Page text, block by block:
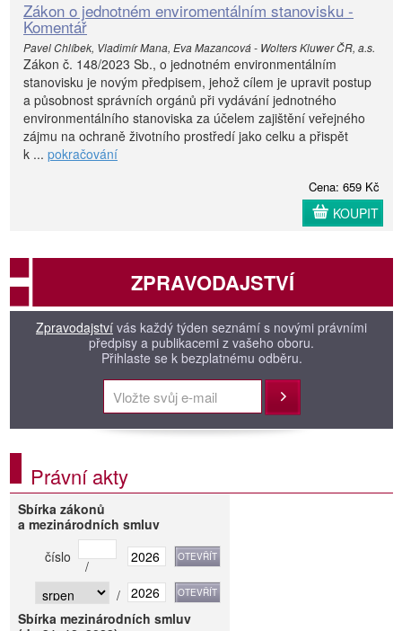
Zákon o jednotném enviromentálním stanovisku -
Komentář
Pavel Chlíbek, Vladimír Mana, Eva Mazancová - Wolters Kluwer ČR, a.s.
Zákon č. 148/2023 Sb., o jednotném environmentálním
stanovisku je novým předpisem, jehož cílem je upravit postup
a působnost správních orgánů při vydávání jednotného
environmentálního stanoviska za účelem zajištění veřejného
zájmu na ochraně životního prostředí jako celku a přispět
k ... pokračování
Cena: 659 Kč
KOUPIT
ZPRAVODAJSTVÍ
Zpravodajství vás každý týden seznámí s novými právními
předpisy a publikacemi z vašeho oboru.
Přihlaste se k bezplatnému odběru.
Přihlásit
Právní akty
Sbírka zákonů
a mezinárodních smluv
číslo
/
/
Sbírka mezinárodních smluv